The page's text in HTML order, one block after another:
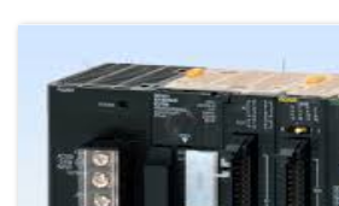
thông minh giúp điều khiển và giám
thiết bị khác nhau trong môi trường
trong hộ gia đình. Bằng cách sử
rơ le điện tử có khả năng xử lý và
nhằm nâng cao hiệu suất hoạt
các hệ thống mà nó kiểm soát. N